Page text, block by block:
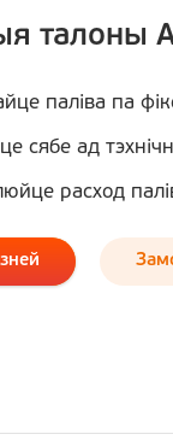
талоны
паліва па
сябе ад
расход